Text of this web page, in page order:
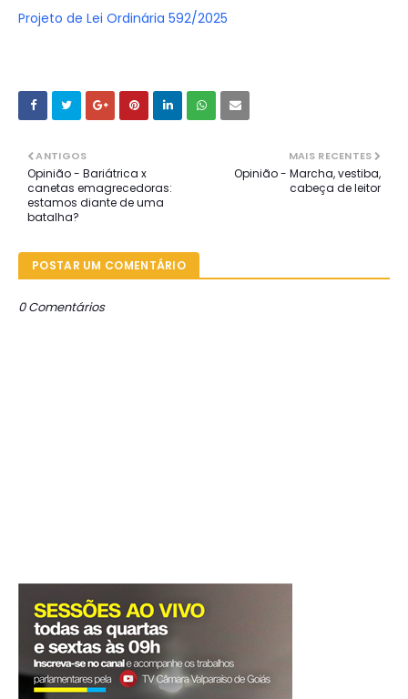
Projeto de Lei Ordinária 592/2025
MAIS RECENTES
Opinião - Marcha, vestiba,
cabeça de leitor
ANTIGOS
Opinião - Bariátrica x
canetas emagrecedoras:
estamos diante de uma
batalha?
POSTAR UM COMENTÁRIO
0 Comentários